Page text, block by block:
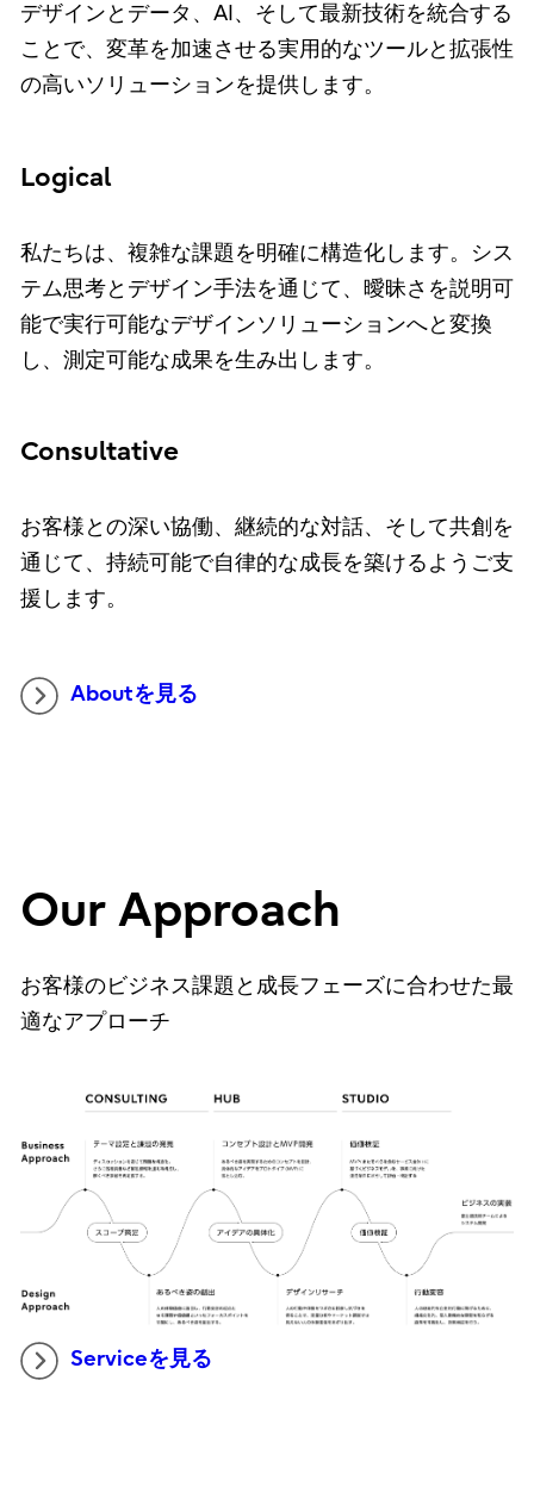
デザインとデータ、AI、そして最新技術を統合する
ことで、変革を加速させる実用的なツールと拡張性
の高いソリューションを提供します。
Logical
私たちは、複雑な課題を明確に構造化します。シス
テム思考とデザイン手法を通じて、曖昧さを説明可
能で実行可能なデザインソリューションへと変換
し、測定可能な成果を生み出します。
Consultative
お客様との深い協働、継続的な対話、そして共創を
通じて、持続可能で自律的な成長を築けるようご支
援します。
Aboutを見る
Our Approach
お客様のビジネス課題と成長フェーズに合わせた最
適なアプローチ
Serviceを見る